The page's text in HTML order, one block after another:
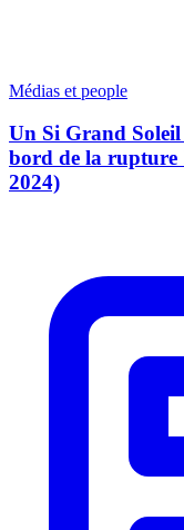
Médias et people
Un Si Grand
bord de la rupture
2024)